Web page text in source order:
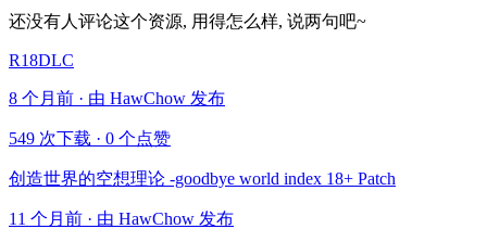
还没有人评论这个资源, 用得怎么样, 说两句吧~
R18DLC
8 个月前 · 由 HawChow 发布
549 次下载 · 0 个点赞
创造世界的空想理论 -goodbye world index 18+ Patch
11 个月前 · 由 HawChow 发布